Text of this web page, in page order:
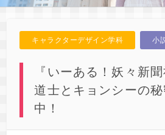
キャラクターデザイン学科 小
『いーある！妖々新
道士とキョンシーの
中！